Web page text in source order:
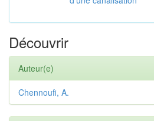
Découvrir
Auteur(e)
Chennoufi, A.